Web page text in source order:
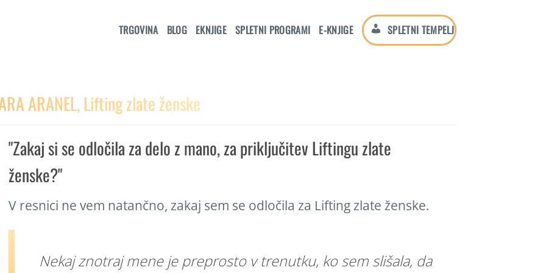
TRGOVINA BLOG EKNJIGE SPLETNI PROGRAMI E-KNJIGE SPLETNI TEMPELJ
ARANEL, Lifting zlate ženske
"Zakaj si se odločila za delo z mano, za priključitev Liftingu zlate
ženske?"
V resnici ne vem natančno, zakaj sem se odločila za Lifting zlate ženske.
Nekaj znotraj mene je preprosto v trenutku, ko sem slišala, da